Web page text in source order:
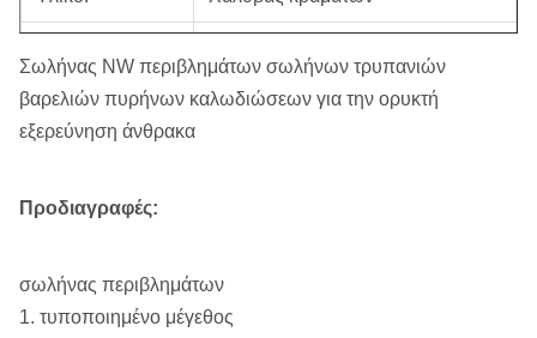
Όνομα
προϊόντων:
Χρήση:
Τύπος:
Σωλήνας NW περιβλημάτων σωλήνων τρυπανιών
βαρελιών πυρήνων καλωδιώσεων για την ορυκτή
εξερεύνηση άνθρακα
Προδιαγραφές:
σωλήνας περιβλημάτων
1. τυποποιημένο μέγεθος